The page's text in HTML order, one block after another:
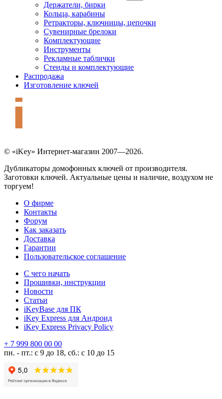
Держатели, бирки
Кольца, карабины
Ретракторы, ключницы, цепочки
Сувенирные брелоки
Комплектующие
Инструменты
Рекламные таблички
Стенды и комплектующие
Распродажа
Изготовление ключей
© «iKey» Интернет-магазин 2007—2026.
Дубликаторы домофонных ключей от производителя.
Заготовки ключей. Актуальные цены и наличие, воздухом не
торгуем!
О фирме
Контакты
Форум
Как заказать
Доставка
Гарантии
Пользовательское соглашение
С чего начать
Прошивки, инструкции
Новости
Статьи
iKeyBase для ПК
iKey Express для Андроид
iKey Express Privacy Policy
+ 7 999 800 00 00
пн. - пт.: с 9 до 18, сб.: с 10 до 15